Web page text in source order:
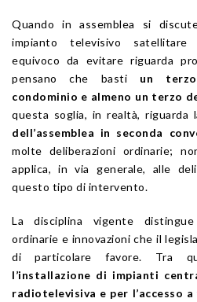
Quando in assemblea si
impianto televisivo satellitare
equivoco da evitare riguarda
pensano che basti un
condominio e almeno un terzo
questa soglia, in realtà, riguarda
dell’assemblea in seconda
molte deliberazioni ordinarie;
applica, in via generale, alle
questo tipo di intervento.
La disciplina vigente
ordinarie e innovazioni che il
di particolare favore. Tra
l’installazione di impianti
radiotelevisiva e per l’accesso